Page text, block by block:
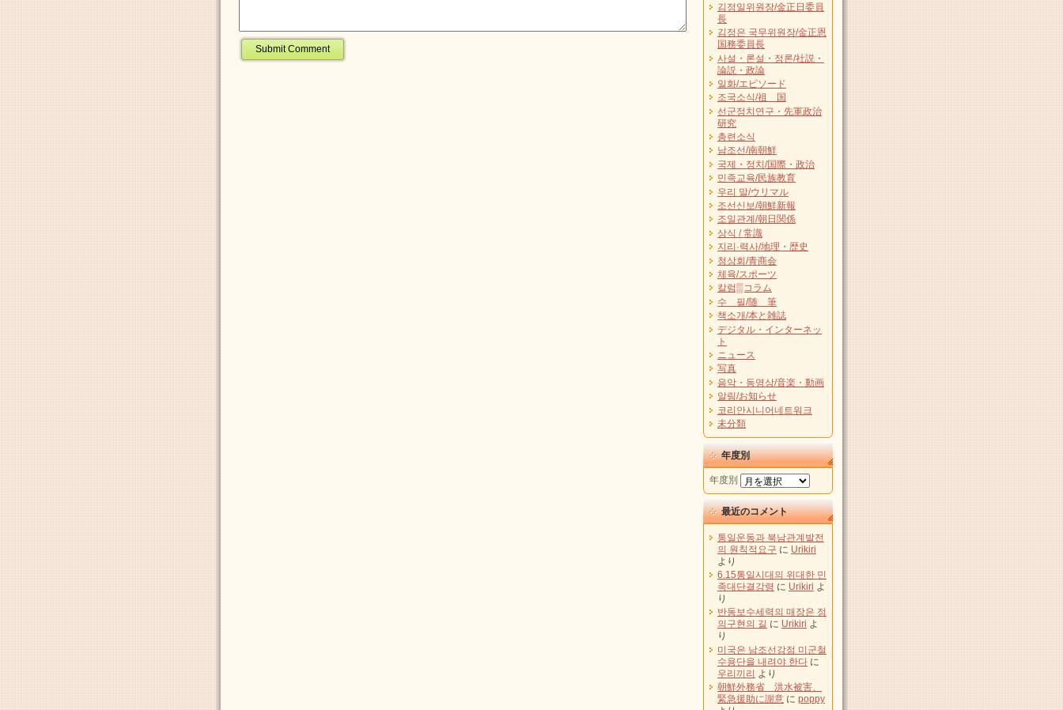
김정일위원장/金正日委員
長
김정은 국무위원장/金正恩
国務委員長
사설・론설・정론/社説・
論説・政論
일화/エピソード
조국소식/祖 国
선군정치연구・先軍政治
研究
총련소식
남조선/南朝鮮
국제・정치/国際・政治
민족교육/民族教育
우리 말/ウリマル
조선신보/朝鮮新報
조일관계/朝日関係
상식 / 常識
지리·력사/地理・歴史
청상회/青商会
체육/スポーツ
칼럼▒コラム
수 필/随 筆
책소개/本と雑誌
デジタル・インターネッ
ト
ニュース
写真
음악・동영상/音楽・動画
알림/お知らせ
코리안시니어네트워크
未分類
年度別
年度別
最近のコメント
통일운동과 북남관계발전
의 원칙적요구 に Urikiri
より
6.15통일시대의 위대한 민
족대단결강령 に Urikiri よ
り
반동보수세력의 매장은 정
의구현의 길 に Urikiri よ
り
미국은 남조선강점 미군철
수용단을 내려야 한다 に
우리끼리 より
朝鮮外務省 洪水被害、
緊急援助に謝意 に poppy